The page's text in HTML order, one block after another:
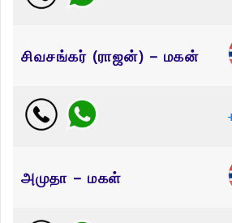
சிவசங்கர் (ராஜன்) – மகன்
அமுதா – மகள்